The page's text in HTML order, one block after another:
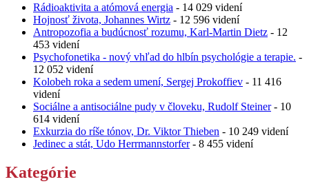
Rádioaktivita a atómová energia - 14 029 videní
Hojnosť života, Johannes Wirtz - 12 596 videní
Antropozofia a budúcnosť rozumu, Karl-Martin Dietz - 12
453 videní
Psychofonetika - nový vhľad do hlbín psychológie a terapie. -
12 052 videní
Kolobeh roka a sedem umení, Sergej Prokoffiev - 11 416
videní
Sociálne a antisociálne pudy v človeku, Rudolf Steiner- 10
614 videní
Exkurzia do ríše tónov, Dr. Viktor Thieben - 10 249 videní
Jedinec a stát, Udo Herrmannstorfer- 8 455 videní
Kategórie